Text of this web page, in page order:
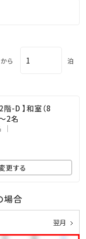
から 泊
階-D 】和室（8
2名
更する
場合
翌月